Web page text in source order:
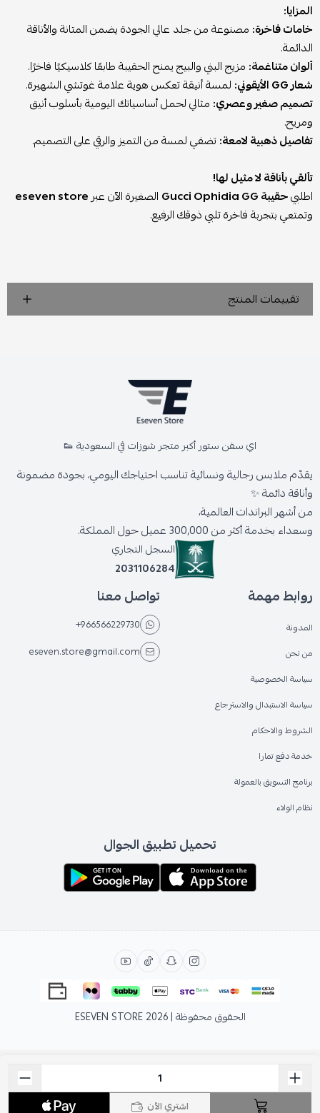
اشتري الآن
المزايا:
خامات فاخرة: مصنوعة من جلد عالي الجودة يضمن المتانة والأناقة
الدائمة.
ألوان متناغمة: مزيج البني والبيج يمنح الحقيبة طابعًا كلاسيكيًا فاخرًا.
شعار GG الأيقوني:
لمسة أنيقة تعكس هوية علامة غوتشي الشهيرة.
تصميم صغير وعصري: مثالي لحمل أساسياتك اليومية بأسلوب أنيق
ومريح.
تفاصيل ذهبية لامعة:تضفي لمسة من التميز والرقي على التصميم.
تألقي بأناقة لا مثيل لها!
اطلبيحقيبة Gucci Ophidia GG الصغيرة الآن عبرeseven store
وتمتعي بتجربة فاخرة تلبي ذوقك الرفيع.
تقييمات المنتج
اي سفن ستور أكبر متجر شوزات في السعودية 👟
يقدّم ملابس رجالية ونسائية تناسب احتياجك اليومي، بجودة مضمونة
وأناقة دائمة ✨
من أشهر البراندات العالمية،
وسعداء بخدمة أكثر من 300,000 عميل حول المملكة.
السجل التجاري
2031106284
روابط مهمة
المدونة
من نحن
سياسة الخصوصية
سياسة الاستبدال والاسترجاع
الشروط والاحكام
خدمة دفع تمارا
برنامج التسويق بالعمولة
نظام الولاء
تواصل معنا
+966566229730
eseven.store@gmail.com
تحميل تطبيق الجوال
الحقوق محفوظة | 2026 ESEVEN STORE